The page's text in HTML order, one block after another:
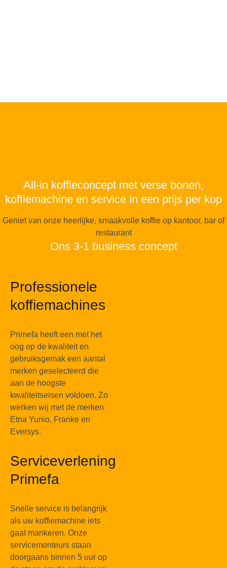
All-in koffieconcept met verse bonen,
koffiemachine en service in een prijs per kop
Geniet van onze heerlijke, smaakvolle koffie op kantoor, bar of
restaurant
Ons 3-1 business concept
Professionele
koffiemachines
Primefa heeft een met het
oog op de kwaliteit en
gebruiksgemak een aantal
merken geselecteerd die
aan de hoogste
kwaliteitseisen voldoen. Zo
werken wij met de merken
Etna Yunio, Franke en
Eversys.
Serviceverlening
Primefa
Snelle service is belangrijk
als uw koffiemachine iets
gaat mankeren. Onze
servicemonteurs staan
doorgaans binnen 5 uur op